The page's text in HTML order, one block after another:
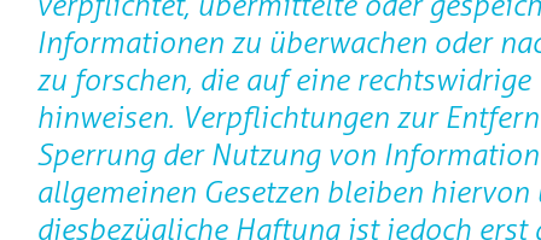
Informationen zu überwachen oder
zu forschen, die auf eine rechtswidrige
hinweisen. Verpflichtungen zur
Sperrung der Nutzung von
allgemeinen Gesetzen bleiben
diesbezügliche Haftung ist jedoch erst